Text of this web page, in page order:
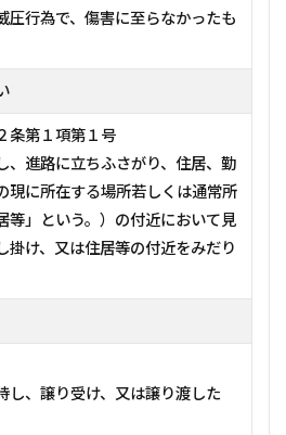
圧行為で、傷害に至らなかったも
条第１項第１号
、進路に立ちふさがり、住居、勤
現に所在する場所若しくは通常所
等」という。）の付近において見
掛け、又は住居等の付近をみだり
し、譲り受け、又は譲り渡した